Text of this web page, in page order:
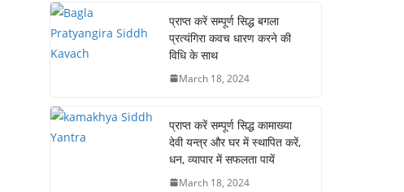
प्राप्त करें सम्पूर्ण सिद्ध बगला
प्रत्यंगिरा कवच धारण करने की
विधि के साथ
March 18, 2024
प्राप्त करें सम्पूर्ण सिद्ध कामाख्या
देवी यन्त्र और घर में स्थापित करें,
धन, व्यापार में सफलता पायें
March 18, 2024